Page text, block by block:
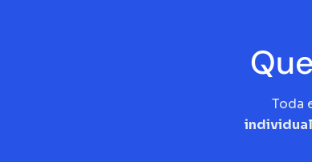
Toda